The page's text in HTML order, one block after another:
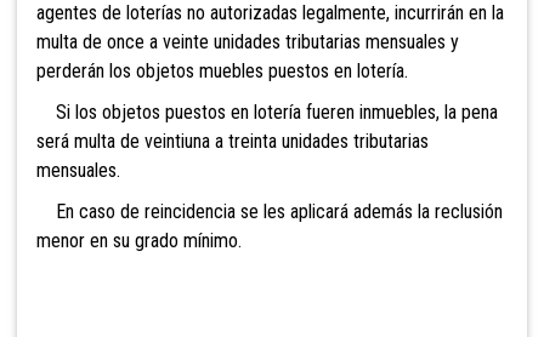
agentes de loterías no autorizadas legalmente, incurrirán en la
multa de once a veinte unidades tributarias mensuales y
perderán los objetos muebles puestos en lotería.
Si los objetos puestos en lotería fueren inmuebles, la pena
será multa de veintiuna a treinta unidades tributarias
mensuales.
En caso de reincidencia se les aplicará además la reclusión
menor en su grado mínimo.